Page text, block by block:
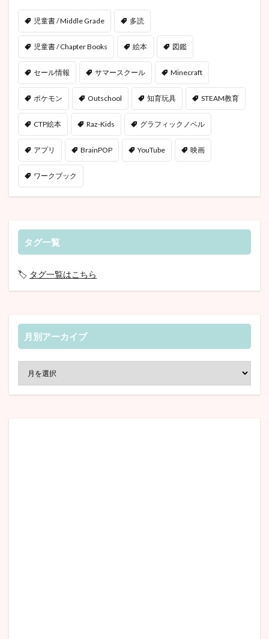
児童書 / Middle Grade 多読
児童書 / Chapter Books 絵本 図鑑
セール情報 サマースクール Minecraft
ポケモン Outschool 知育玩具 STEAM教育
CTP絵本 Raz-Kids グラフィックノベル
アプリ BrainPOP YouTube 映画
ワークブック
タグ一覧
🏷️ タグ一覧はこちら
月別アーカイブ